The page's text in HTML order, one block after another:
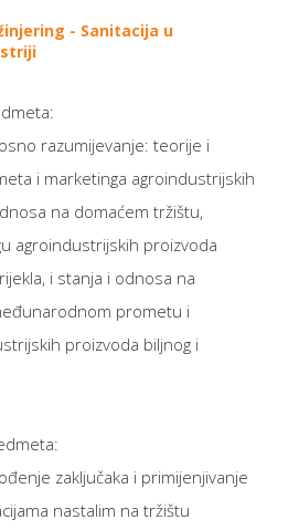
- Sanitacija u
razumijevanje: teorije i
i marketinga agroindustrijskih
na domaćem tržištu,
agroindustrijskih proizvoda
i stanja i odnosa na
prometu i
proizvoda biljnog i
zaključaka i primijenjivanje
nastalim na tržištu